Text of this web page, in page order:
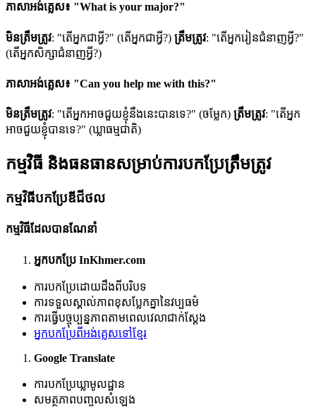
ភាសាអង់គ្លេស៖ "What is your major?"
មិនត្រឹមត្រូវ: "តើអ្នកជាអ្វី?" (តើអ្នកជាអ្វី?) ត្រឹមត្រូវ: "តើអ្នករៀនជំនាញអ្វី?"
(តើអ្នកសិក្សាជំនាញអ្វី?)
ភាសាអង់គ្លេស៖ "Can you help me with this?"
មិនត្រឹមត្រូវ: "តើអ្នកអាចជួយខ្ញុំនឹងនេះបានទេ?" (ចម្លែក) ត្រឹមត្រូវ: "តើអ្នក
អាចជួយខ្ញុំបានទេ?" (ឃ្លាធម្មជាតិ)
កម្មវិធី និងធនធានសម្រាប់ការបកប្រែត្រឹមត្រូវ
កម្មវិធីបកប្រែឌីជីថល
កម្មវិធីដែលបានណែនាំ
អ្នកបកប្រែ InKhmer.com
ការបកប្រែដោយដឹងពីបរិបទ
ការទទួលស្គាល់ភាពខុសប្លែកគ្នានៃវប្បធម៌
ការធ្វើបច្ចុប្បន្នភាពតាមពេលវេលាជាក់ស្តែង
អ្នកបកប្រែពីអង់គ្លេសទៅខ្មែរ
Google Translate
ការបកប្រែឃ្លាមូលដ្ឋាន
សមត្ថភាពបញ្ចូលសំឡេង